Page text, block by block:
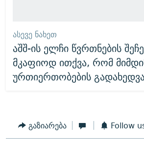
ᲐᲡᲔᲕᲔ ᲜᲐᲮᲔᲗ
აშშ-ის ელჩი წვრთნების
მკაფიოდ ითქვა, რომ
ურთიერთობების
გაზიარება Follow